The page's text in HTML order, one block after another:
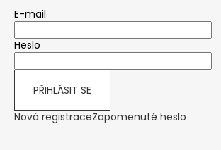
E-mail
Heslo
PŘIHLÁSIT SE
Nová registraceZapomenuté heslo